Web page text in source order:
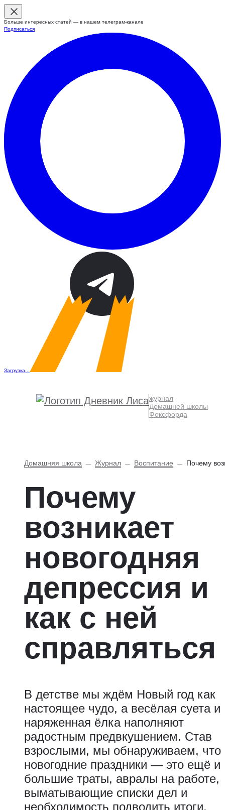
Больше интересных статей — в нашем телеграм-канале
Подписаться
Загрузка...
журнал
Домашней школы
Фоксфорда
Домашняя школа Журнал Воспитание Почему
Почему
возникает
новогодняя
депрессия и
как с ней
справляться
В детстве мы ждём Новый год как
настоящее чудо, а весёлая суета и
наряженная ёлка наполняют
радостным предвкушением. Став
взрослыми, мы обнаруживаем, что
новогодние праздники — это ещё и
большие траты, авралы на работе,
выматывающие списки дел и
необходимость подводить итоги.